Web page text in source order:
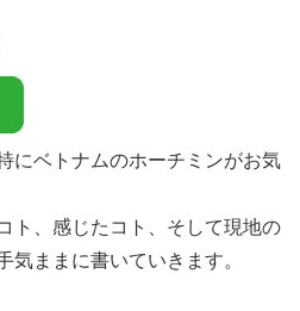
にベトナムのホーチミンがお気
ト、感じたコト、そして現地の
気ままに書いていきます。